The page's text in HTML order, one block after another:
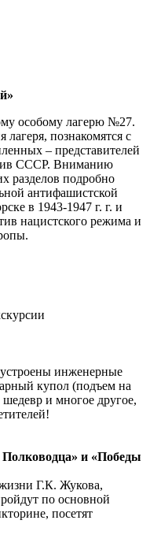
особому лагерю №27.
познакомятся с
– представителей
СССР. Вниманию
разделов подробно
антифашистской
в 1943-1947 г. г. и
нацистского режима и
устроены инженерные
купол (подъем на
и многое другое,
Полководца» и «Победы
Г.К. Жукова,
по основной
посетят